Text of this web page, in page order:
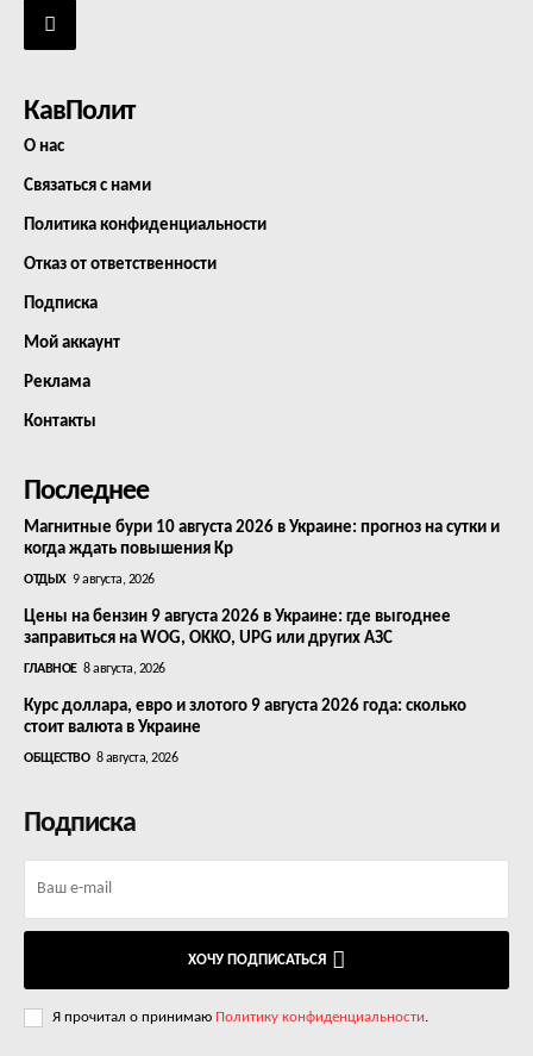
КавПолит
О нас
Связаться с нами
Политика конфиденциальности
Отказ от ответственности
Подписка
Мой аккаунт
Реклама
Контакты
Последнее
Магнитные бури 10 августа 2026 в Украине: прогноз на сутки и
когда ждать повышения Kp
ОТДЫХ 9 августа, 2026
Цены на бензин 9 августа 2026 в Украине: где выгоднее
заправиться на WOG, OKKO, UPG или других АЗС
ГЛАВНОЕ 8 августа, 2026
Курс доллара, евро и злотого 9 августа 2026 года: сколько
стоит валюта в Украине
ОБЩЕСТВО 8 августа, 2026
Подписка
ХОЧУ ПОДПИСАТЬСЯ
Я прочитал о принимаю Политику конфиденциальности.